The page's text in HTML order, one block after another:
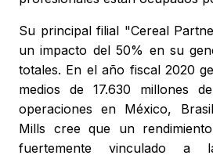
Su principal filial "Cereal
un impacto del 50% en su
totales. En el año fiscal 2020
medios de 17.630 millones
operaciones en México,
Mills cree que un
fuertemente vinculado a